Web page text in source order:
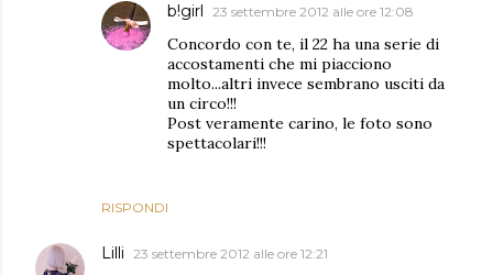
RISPONDI
b!girl 23 settembre 2012 alle ore 12:08
Concordo con te, il 22 ha una serie di
accostamenti che mi piacciono
molto...altri invece sembrano usciti da
un circo!!!
Post veramente carino, le foto sono
spettacolari!!!
Lilli 23 settembre 2012 alle ore 12:21